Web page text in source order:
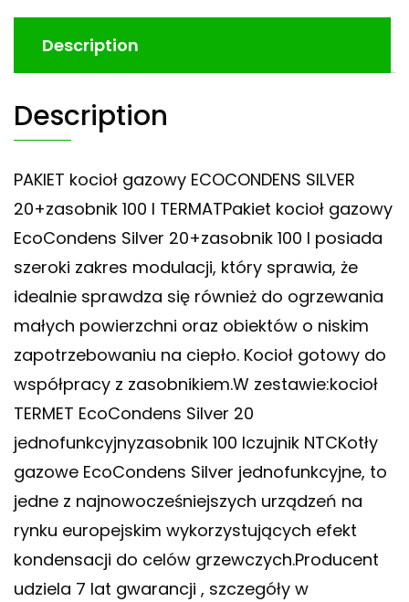
Description
Description
PAKIET kocioł gazowy ECOCONDENS SILVER
20+zasobnik 100 l TERMATPakiet kocioł gazowy
EcoCondens Silver 20+zasobnik 100 l posiada
szeroki zakres modulacji, który sprawia, że
idealnie sprawdza się również do ogrzewania
małych powierzchni oraz obiektów o niskim
zapotrzebowaniu na ciepło. Kocioł gotowy do
współpracy z zasobnikiem.W zestawie:kocioł
TERMET EcoCondens Silver 20
jednofunkcyjnyzasobnik 100 lczujnik NTCKotły
gazowe EcoCondens Silver jednofunkcyjne, to
jedne z najnowocześniejszych urządzeń na
rynku europejskim wykorzystujących efekt
kondensacji do celów grzewczych.Producent
udziela 7 lat gwarancji , szczegóły w